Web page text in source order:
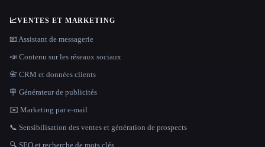
📈VENTES ET MARKETING
📧 Assistant de messagerie
📣 Contenu sur les réseaux sociaux
📇 CRM et données clients
🪧 Générateur de publicités
✉️ Marketing par e-mail
📞 Sensibilisation des ventes et génération de prospects
🔍 SEO et recherche de mots clés